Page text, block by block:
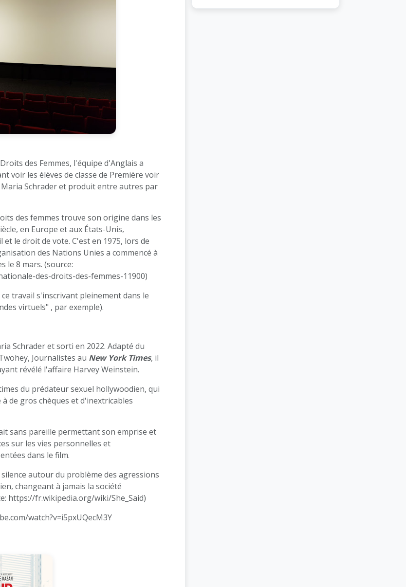
des Femmes, l'équipe d'Anglais a
voir les élèves de classe de Première voir
Schrader et produit entre autres par
des femmes trouve son origine dans les
en Europe et aux États-Unis,
le droit de vote. C'est en 1975, lors de
des Nations Unies a commencé à
le 8 mars. (source:
des-droits-des-femmes-11900)
travail s'inscrivant pleinement dans le
virtuels" , par exemple).
Schrader et sorti en 2022. Adapté du
Journalistes au New York Times, il
révélé l'affaire Harvey Weinstein.
du prédateur sexuel hollywoodien, qui
de gros chèques et d'inextricables
sans pareille permettant son emprise et
sur les vies personnelles et
dans le film.
autour du problème des agressions
changeant à jamais la société
https://fr.wikipedia.org/wiki/She_Said)
watch?v=i5pxUQecM3Y